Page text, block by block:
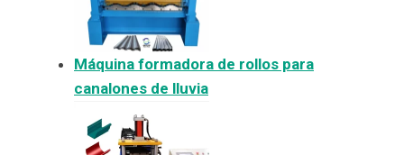
Máquina formadora de rollos para
canalones de lluvia